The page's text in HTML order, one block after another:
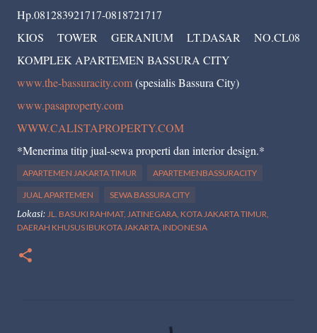
Hp.081283921717-0818721717
KIOS TOWER GERANIUM LT.DASAR NO.CL08
KOMPLEK APARTEMEN BASSURA CITY
www.the-bassuracity.com(spesialis Bassura City)
www.pasaproperty.com
WWW.CALISTAPROPERTY.COM
*Menerima titip jual-sewa properti dan interior design.*
APARTEMEN JAKARTA TIMUR APARTEMENBASSURACITY
JUAL APARTEMEN
SEWA BASSURA CITY
Lokasi: JL. BASUKI RAHMAT, JATINEGARA, KOTA JAKARTA TIMUR,
DAERAH KHUSUS IBUKOTA JAKARTA, INDONESIA